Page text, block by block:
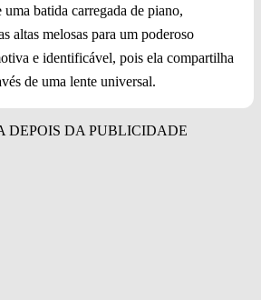
batida carregada de piano,
altas melosas para um poderoso
e identificável, pois ela compartilha
de uma lente universal.